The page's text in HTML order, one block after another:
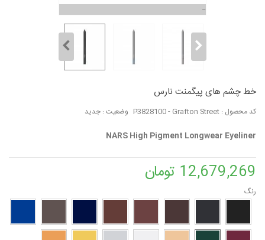
خط چشم های پیگمنت نارس
کد محصول : P3828100 - Grafton Street وضعیت : جدید
NARS High Pigment Longwear Eyeliner
12,679,269 تومان
رنگ